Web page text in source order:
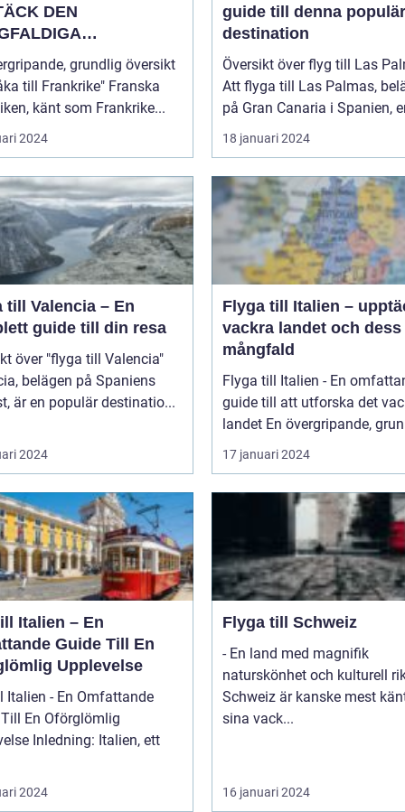
DEN
grundlig översikt
till Frankrike" Franska
känt som Frankrike...
2024
guide till denna
destination
Översikt över flyg till Las
Att flyga till Las Palmas,
på Gran Canaria i Spanien,
18 januari 2024
till Valencia – En
guide till din resa
över "flyga till Valencia"
belägen på Spaniens
är en populär destinatio...
2024
Flyga till Italien –
vackra landet och dess
mångfald
Flyga till Italien - En
guide till att utforska det
landet En övergripande,
17 januari 2024
Italien – En
Guide Till En
Upplevelse
Italien - En Omfattande
En Oförglömlig
Italien, ett
2024
Flyga till Schweiz
- En land med magnifik
naturskönhet och kulturell
Schweiz är kanske mest
sina vack...
16 januari 2024